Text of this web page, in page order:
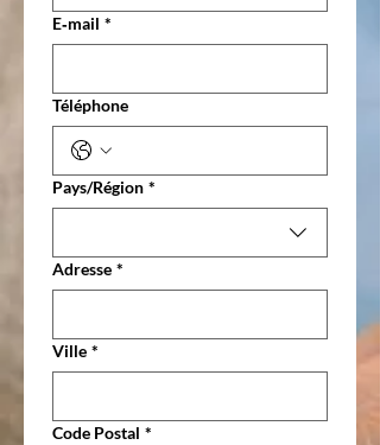
E‑mail *
Téléphone
Adresse multiligne
Pays/Région *
Adresse *
Ville *
Code Postal *